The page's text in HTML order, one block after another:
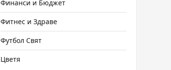
Финанси и Бюджет
Фитнес и Здраве
Футбол Свят
Цветя